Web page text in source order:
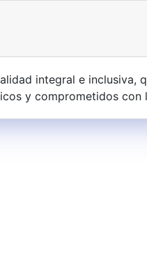
integral e inclusiva,
y comprometidos